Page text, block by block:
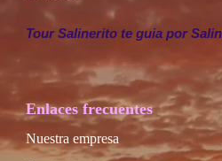
Tour Salinerito te guia por
Enlaces frecuentes
Nuestra empresa